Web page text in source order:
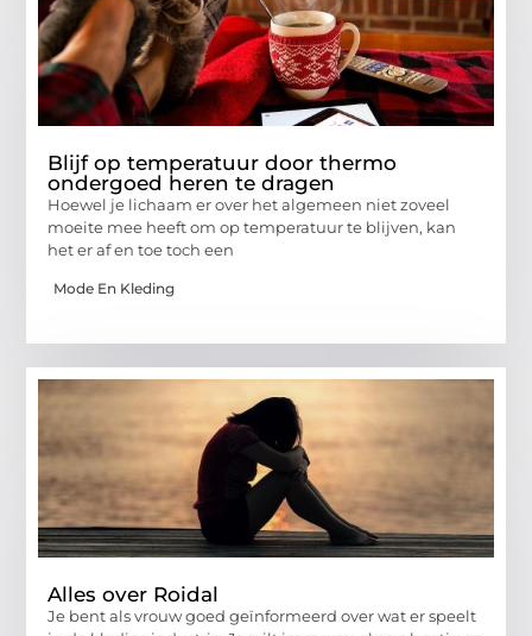
Blijf op temperatuur door thermo
ondergoed heren te dragen
Hoewel je lichaam er over het algemeen niet zoveel
moeite mee heeft om op temperatuur te blijven, kan
het er af en toe toch een
Mode En Kleding
Alles over Roidal
Je bent als vrouw goed geïnformeerd over wat er speelt